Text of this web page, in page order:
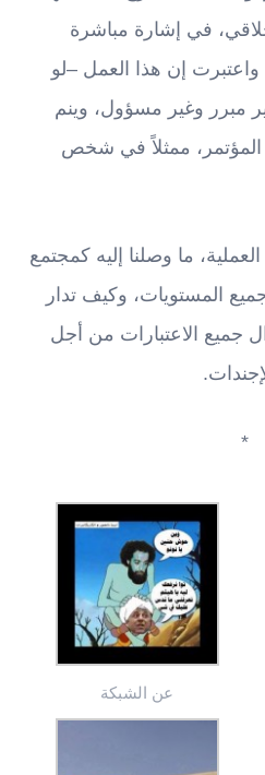
في إشارة مباشرة
إن هذا العمل –لو
مبرر وغير مسؤول، وينم
ممثلاً في شخص
ما وصلنا إليه كمجتمع
المستويات، وكيف تدار
جميع الاعتبارات من أجل
*
عن الشبكة